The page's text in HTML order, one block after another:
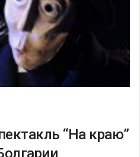
“На краю”